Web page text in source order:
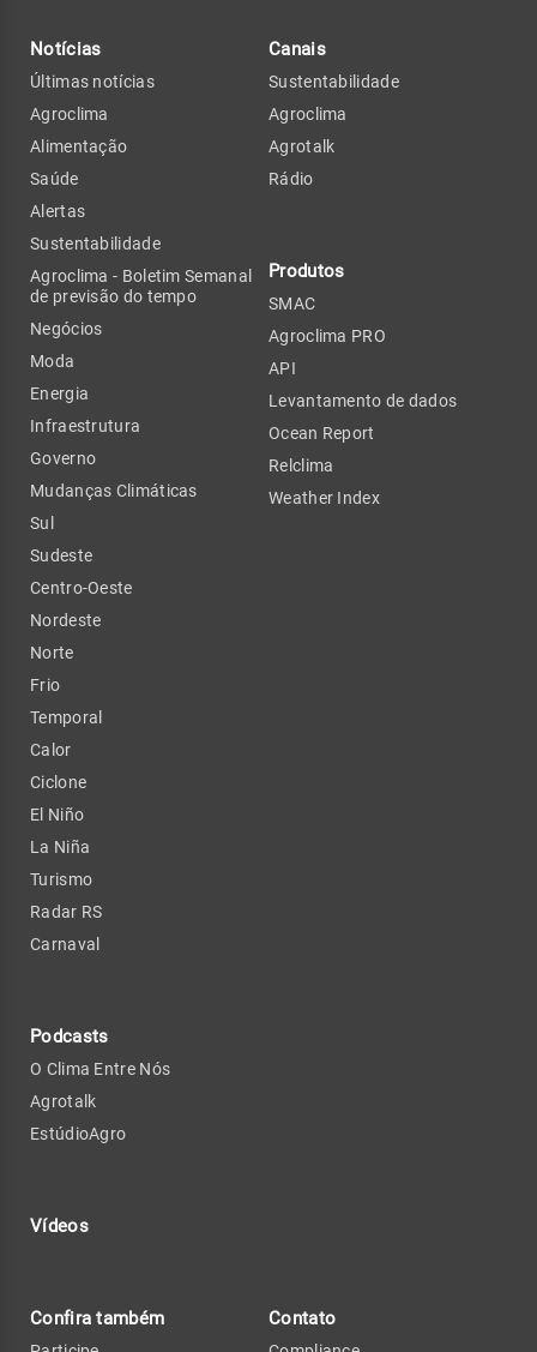
Notícias
Últimas notícias
Agroclima
Alimentação
Saúde
Alertas
Sustentabilidade
Agroclima - Boletim Semanal
de previsão do tempo
Negócios
Moda
Energia
Infraestrutura
Governo
Mudanças Climáticas
Sul
Sudeste
Centro-Oeste
Nordeste
Norte
Frio
Temporal
Calor
Ciclone
El Niño
La Niña
Turismo
Radar RS
Carnaval
Podcasts
O Clima Entre Nós
Agrotalk
EstúdioAgro
Vídeos
Canais
Sustentabilidade
Agroclima
Agrotalk
Rádio
Produtos
SMAC
Agroclima PRO
API
Levantamento de dados
Ocean Report
Relclima
Weather Index
Confira também Contato